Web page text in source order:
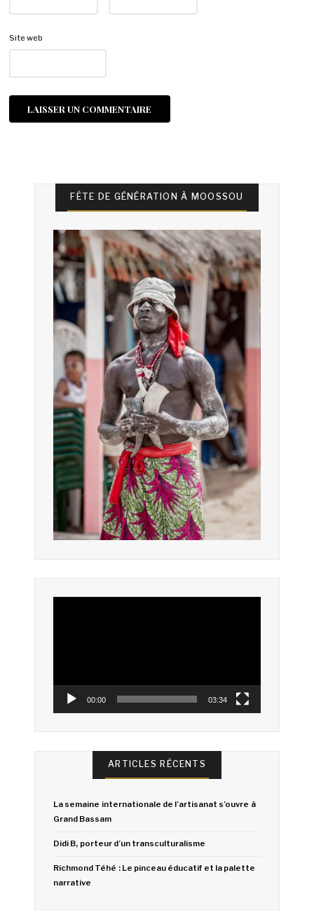
Site web
FÊTE DE GÉNÉRATION À MOOSSOU
00:00 03:34
ARTICLES RÉCENTS
La semaine internationale de l’artisanat s’ouvre à
Grand Bassam
Didi B, porteur d’un transculturalisme
Richmond Téhé : Le pinceau éducatif et la palette
narrative